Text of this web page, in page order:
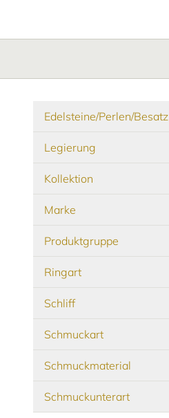
Edelsteine/Perlen/Besatz
Legierung
Kollektion
Marke
Produktgruppe
Ringart
Schliff
Schmuckart
Schmuckmaterial
Schmuckunterart